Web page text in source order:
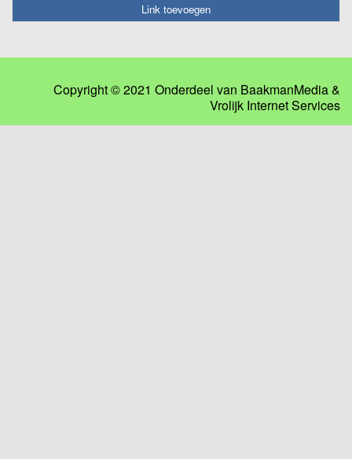
Link toevoegen
Copyright © 2021 Onderdeel van BaakmanMedia&
Vrolijk Internet Services